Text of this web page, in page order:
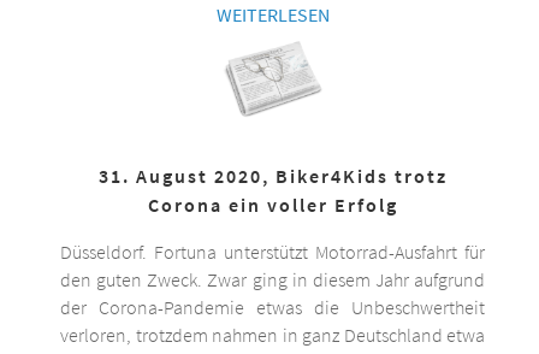
WEITERLESEN
31. August 2020, Biker4Kids trotz
Corona ein voller Erfolg
Düsseldorf. Fortuna unterstützt Motorrad-Ausfahrt für
den guten Zweck. Zwar ging in diesem Jahr aufgrund
der Corona-Pandemie etwas die Unbeschwertheit
verloren, trotzdem nahmen in ganz Deutschland etwa